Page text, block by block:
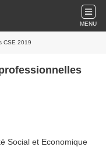
MENU
CSE 2019
Social et Economique